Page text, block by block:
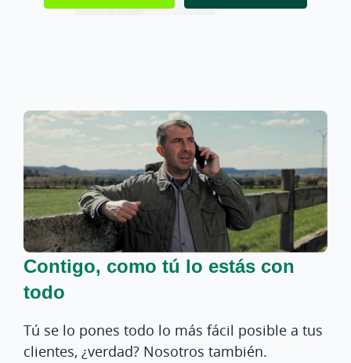
Contigo, como tú lo estás con
todo
Tú se lo pones todo lo más fácil posible a tus
clientes, ¿verdad? Nosotros también.